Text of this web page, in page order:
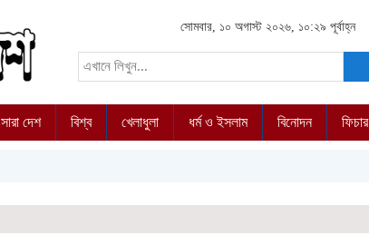
সোমবার, ১০ অগাস্ট ২০২৬, ১০:২৯ পূর্বাহ্ন
সারা দেশ বিশ্ব খেলাধুলা ধর্ম ও ইসলাম বিনোদন ফিচার